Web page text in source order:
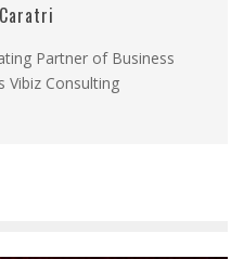
Partner of Business
Vibiz Consulting